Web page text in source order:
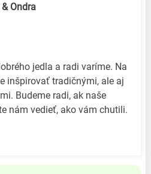
Ondra
jedla a radi varíme. Na
inšpirovať tradičnými, ale aj
Budeme radi, ak naše
nám vedieť, ako vám chutili.